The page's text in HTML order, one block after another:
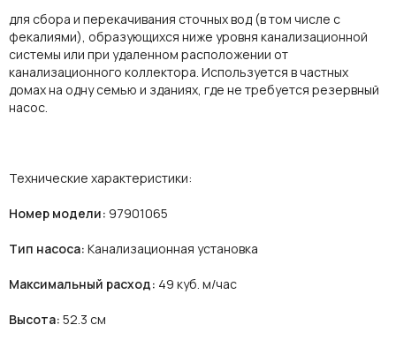
для сбора и перекачивания сточных вод (в том числе с
фекалиями), образующихся ниже уровня канализационной
системы или при удаленном расположении от
канализационного коллектора. Используется в частных
домах на одну семью и зданиях, где не требуется резервный
насос.
Технические характеристики:
Номер модели: 97901065
Тип насоса: Канализационная установка
Максимальный расход: 49 куб. м/час
Высота: 52.3 см